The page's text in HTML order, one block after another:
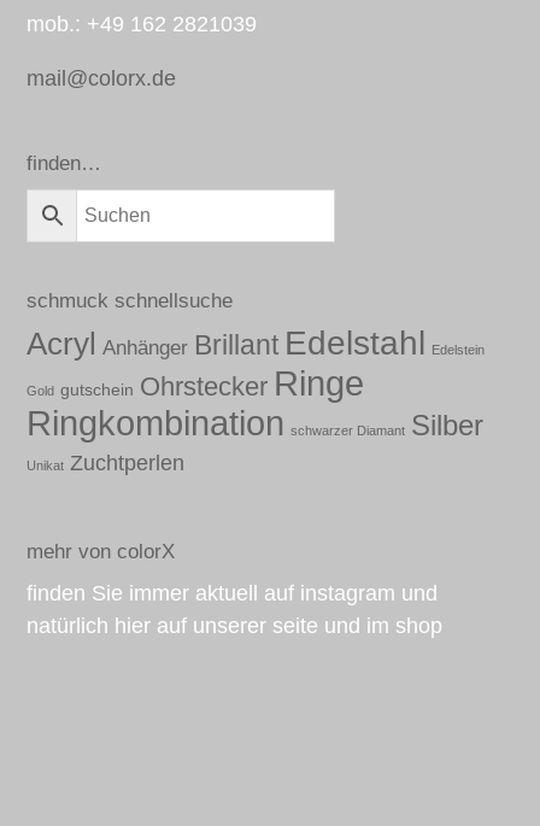
mob.: +49 162 2821039
mail@colorx.de
finden…
schmuck schnellsuche
Acryl Anhänger Brillant Edelstahl Edelstein
Gold gutschein Ohrstecker Ringe
Ringkombination schwarzer Diamant Silber
Unikat Zuchtperlen
mehr von colorX
finden Sie immer aktuell auf instagram und
natürlich hier auf unserer seite und im shop